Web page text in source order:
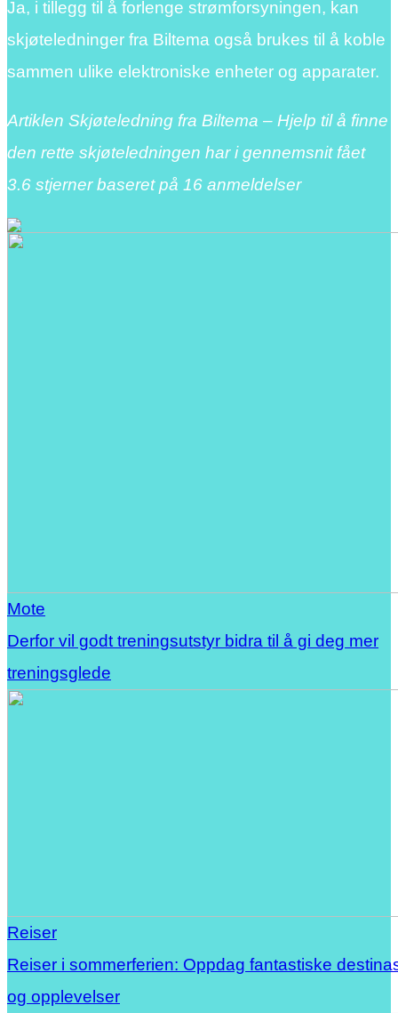
Ja, i tillegg til å forlenge strømforsyningen, kan
skjøteledninger fra Biltema også brukes til å koble
sammen ulike elektroniske enheter og apparater.
Artiklen Skjøteledning fra Biltema – Hjelp til å finne
den rette skjøteledningen har i gennemsnit fået
3.6 stjerner baseret på 16 anmeldelser
Mote
Derfor vil godt treningsutstyr bidra til å gi deg mer
treningsglede
Reiser
Reiser i sommerferien: Oppdag fantastiske
og opplevelser